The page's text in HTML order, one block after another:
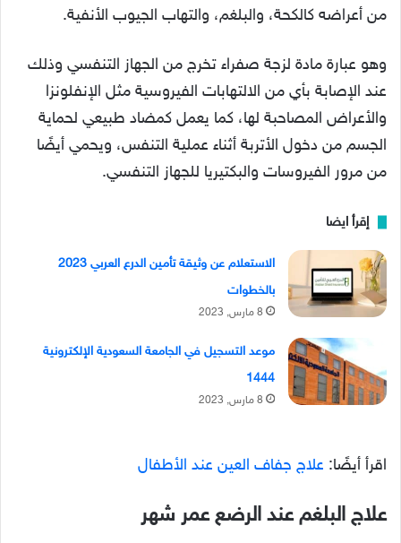
من أعراضه كالكحة، والبلغم، والتهاب الجيوب الأنفية.
وهو عبارة مادة لزجة صفراء تخرج من الجهاز التنفسي وذلك
عند الإصابة بأي من الالتهابات الفيروسية مثل الإنفلونزا
والأعراض المصاحبة لها، كما يعمل كمضاد طبيعي لحماية
الجسم من دخول الأتربة أثناء عملية التنفس، ويحمي أيضًا
من مرور الفيروسات والبكتيريا للجهاز التنفسي.
إقرأ ايضا
الاستعلام عن وثيقة تأمين الدرع العربي 2023
بالخطوات
8 مارس, 2023
موعد التسجيل في الجامعة السعودية الإلكترونية
1444
8 مارس, 2023
اقرأ أيضًا: علاج جفاف العين عند الأطفال
علاج البلغم عند الرضع عمر شهر